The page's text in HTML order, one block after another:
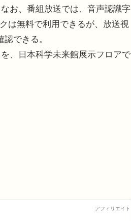
お、番組放送では、音声認識字
は無料で利用できるが、放送視
できる。
、日本科学未来館展示フロアで